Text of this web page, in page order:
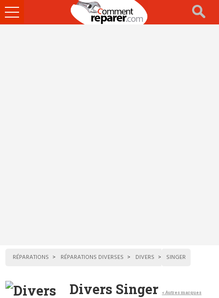
Ouvrir
le
RÉPARATIONS RÉPARATIONS DIVERSES DIVERS SINGER
Divers Singer < Autres marques